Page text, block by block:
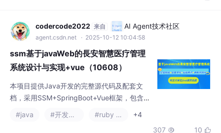
试服务，需要者可联系文章底部获取资源。
codercode2022 来自 AI Agent技术社区
agent.csdn.net · 2025-10-12 10:04:58
ssm基于javaWeb的長安智慧医疗管理
系统设计与实现+vue（10608）
本项目提供Java开发的完整源代码及配套文
档，采用SSM+SpringBoot+Vue框架，包含前
JSP、MySQL等，支持IDEA/Eclipse开发环
#java
+4
307  10 